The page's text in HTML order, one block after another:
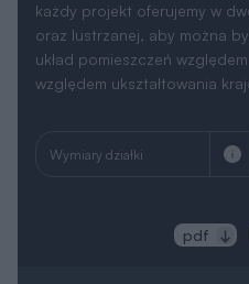
każdy projekt oferujemy w
oraz lustrzanej, aby można
układ pomieszczeń
względem ukształtowania
Wymiary działki
pdf